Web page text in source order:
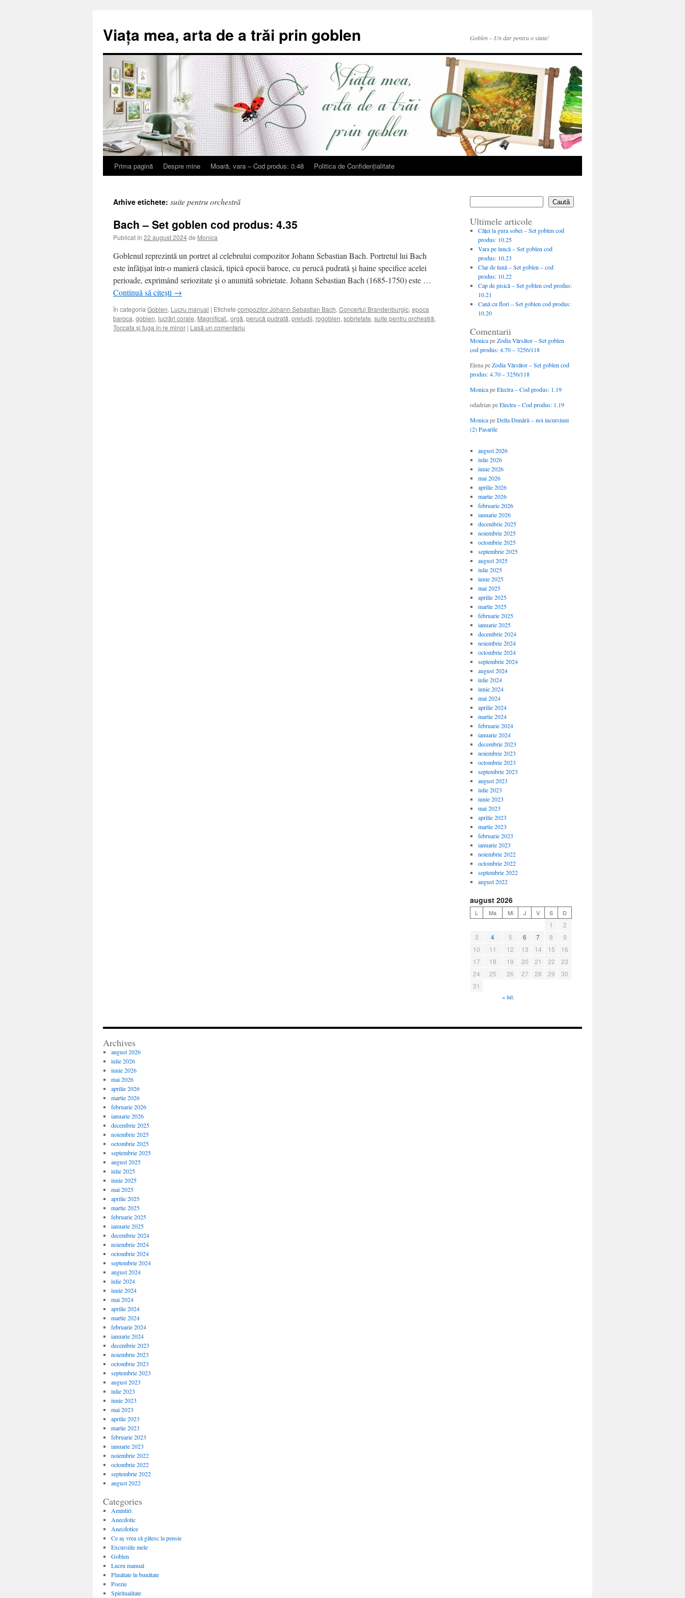
Viața mea, arta de a trăi prin goblen Goblen – Un dar pentru o viata!
Sari
conținut
Prima pagină Despre mine Moară, vara – Cod produs: 0.48 Politica de Confidențialitate
Arhive etichete: suite pentru orchestră
Bach – Set goblen cod produs: 4.35
Publicat în 22 august 2024de Monica
Goblenul reprezintă un portret al celebrului compozitor Johann Sebastian Bach. Portretul lui Bach
este înfățișat într-o manieră clasică, tipică epocii baroce, cu perucă pudrată și haine specifice acelei
perioade, exprimând seriozitate și o anumită sobrietate. Johann Sebastian Bach (1685-1750) este …
Continuă să citești →
În categoria Goblen, Lucru manual | Etichete compozitor Johann Sebastian Bach, Concertul Brandenburgic, epoca
baroca, goblen, lucrări corale, Magnificat., orgă, perucă pudrată, preludii, rogoblen, sobrietate, suite pentru orchestră,
Toccata și fuga în re minor | Lasă un comentariu
Caută
Ultimele articole
Căţei la gura sobei – Set goblen cod
produs: 10.25
Vara pe luncă – Set goblen cod
produs: 10.23
Clar de lună – Set goblen – cod
produs: 10.22
Cap de pisică – Set goblen cod produs:
10.21
Cană cu flori – Set goblen cod produs:
10.20
Comentarii
MonicapeZodia Vărsător – Set goblen
cod produs: 4.70 – 3256/118
ElenapeZodia Vărsător – Set goblen cod
produs: 4.70 – 3256/118
MonicapeElectra – Cod produs: 1.19
odadrian peElectra – Cod produs: 1.19
MonicapeDelta Dunării – noi incursiuni
(2) Pasarile
august 2026
iulie 2026
iunie 2026
mai 2026
aprilie 2026
martie 2026
februarie 2026
ianuarie 2026
decembrie 2025
noiembrie 2025
octombrie 2025
septembrie 2025
august 2025
iulie 2025
iunie 2025
mai 2025
aprilie 2025
martie 2025
februarie 2025
ianuarie 2025
decembrie 2024
noiembrie 2024
octombrie 2024
septembrie 2024
august 2024
iulie 2024
iunie 2024
mai 2024
aprilie 2024
martie 2024
februarie 2024
ianuarie 2024
decembrie 2023
noiembrie 2023
octombrie 2023
septembrie 2023
august 2023
iulie 2023
iunie 2023
mai 2023
aprilie 2023
martie 2023
februarie 2023
ianuarie 2023
noiembrie 2022
octombrie 2022
septembrie 2022
august 2022
august 2026
L Ma Mi J V S D
1
2
3
4 5 6 7 8
9
10
11 12 13 14 15
16
17
18 19 20 21 22
23
24
25 26 27 28 29
30
31
« iul.
Archives
august 2026
iulie 2026
iunie 2026
mai 2026
aprilie 2026
martie 2026
februarie 2026
ianuarie 2026
decembrie 2025
noiembrie 2025
octombrie 2025
septembrie 2025
august 2025
iulie 2025
iunie 2025
mai 2025
aprilie 2025
martie 2025
februarie 2025
ianuarie 2025
decembrie 2024
noiembrie 2024
octombrie 2024
septembrie 2024
august 2024
iulie 2024
iunie 2024
mai 2024
aprilie 2024
martie 2024
februarie 2024
ianuarie 2024
decembrie 2023
noiembrie 2023
octombrie 2023
septembrie 2023
august 2023
iulie 2023
iunie 2023
mai 2023
aprilie 2023
martie 2023
februarie 2023
ianuarie 2023
noiembrie 2022
octombrie 2022
septembrie 2022
august 2022
Categories
Amintiri
Anecdotic
Anecdotice
Ce aș vrea să gătesc la pensie
Excursiile mele
Goblen
Lucru manual
Plinătate în bunătate
Poezie
Spiritualitate